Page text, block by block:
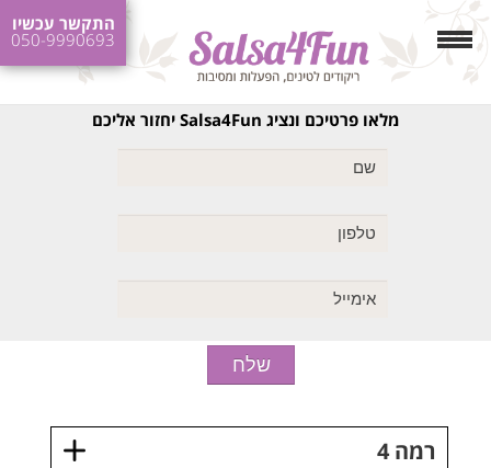
התקשר עכשיו
050-9990693
מלאו פרטיכם ונציג Salsa4Fun יחזור אליכם
רמה 4